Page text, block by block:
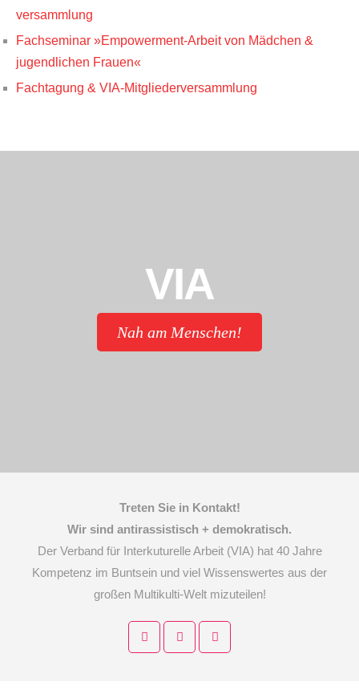
versammlung
Fachseminar »Empowerment-Arbeit von Mädchen &
jugendlichen Frauen«
Fachtagung & VIA-Mitgliederversammlung
VIA
Nah am Menschen!
Treten Sie in Kontakt!
Wir sind antirassistisch + demokratisch.
Der Verband für Interkuturelle Arbeit (VIA) hat 40 Jahre
Kompetenz im Buntsein und viel Wissenswertes aus der
großen Multikulti-Welt mizuteilen!